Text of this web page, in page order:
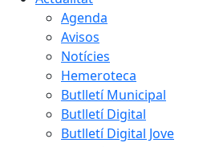
Agenda
Avisos
Notícies
Hemeroteca
Butlletí Municipal
Butlletí Digital
Butlletí Digital Jove